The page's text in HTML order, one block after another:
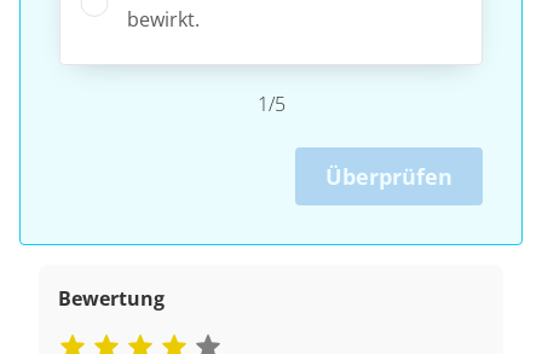
bewirkt.
1/5
Überprüfen
Bewertung